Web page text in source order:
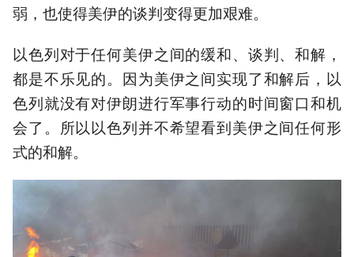
弱，也使得美伊的谈判变得更加艰难。
以色列对于任何美伊之间的缓和、谈判、和解，
都是不乐见的。因为美伊之间实现了和解后，以
色列就没有对伊朗进行军事行动的时间窗口和机
会了。所以以色列并不希望看到美伊之间任何形
式的和解。